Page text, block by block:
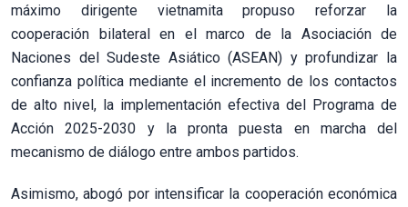
máximo dirigente vietnamita propuso reforzar la
cooperación bilateral en el marco de la Asociación de
Naciones del Sudeste Asiático (ASEAN) y profundizar la
confianza política mediante el incremento de los contactos
de alto nivel, la implementación efectiva del Programa de
Acción 2025-2030 y la pronta puesta en marcha del
mecanismo de diálogo entre ambos partidos.
Asimismo, abogó por intensificar la cooperación económica